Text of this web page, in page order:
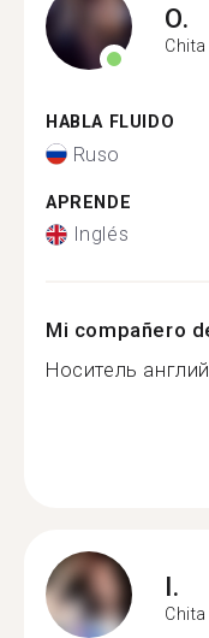
O.
Chita
HABLA FLUIDO
Ruso
APRENDE
Inglés
Mi compañero
Носитель
I.
Chita